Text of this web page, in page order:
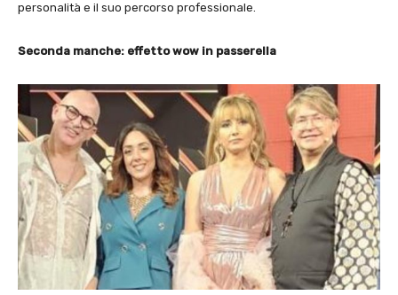
personalità e il suo percorso professionale.
Seconda manche: effetto wow in passerella